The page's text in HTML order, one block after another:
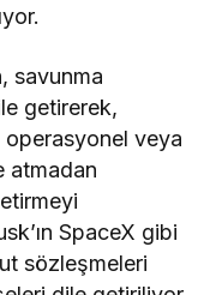
savunma
getirerek,
operasyonel veya
atmadan
SpaceX gibi
sözleşmeleri